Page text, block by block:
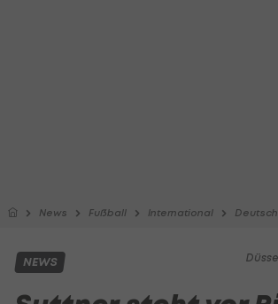
News Fußball International
NEWS